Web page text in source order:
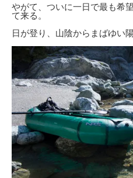
やがて、ついに一日で最も希
て来る。
日が登り、山陰からまばゆい